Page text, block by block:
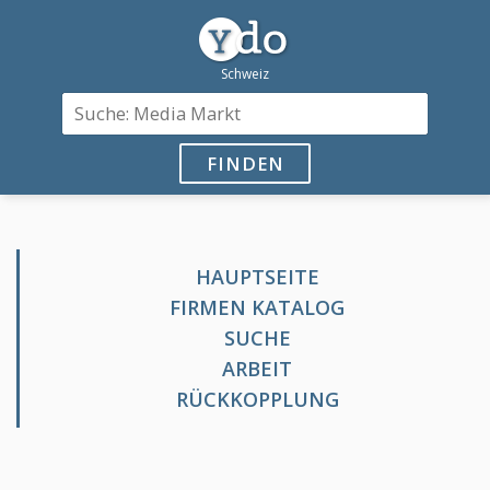
FINDEN
HAUPTSEITE
FIRMEN KATALOG
SUCHE
ARBEIT
RÜCKKOPPLUNG